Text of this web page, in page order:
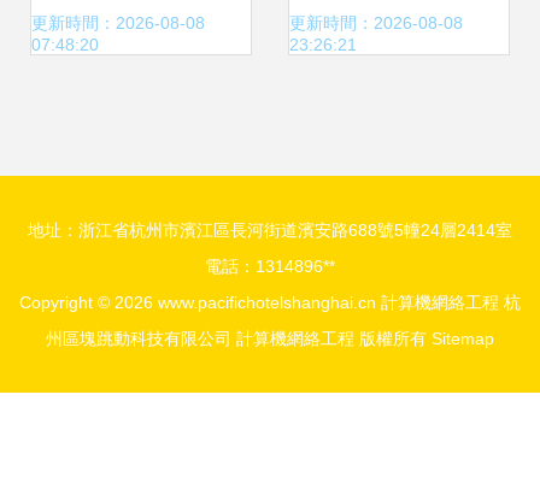
的卓越實踐者
更新時間：2026-08-08
07:48:20
計算機網絡工程解
更新時間：2026-08-08
23:26:21
地址：浙江省杭州市濱江區長河街道濱安路688號5幢24層2414室
電話：1314896**
Copyright © 2026 www.pacifichotelshanghai.cn 計算機網絡工程 杭
州區塊跳動科技有限公司 計算機網絡工程 版權所有 Sitemap